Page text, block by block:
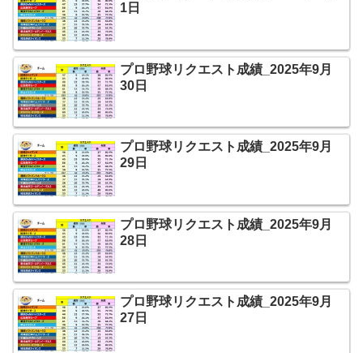
1日
プロ野球リクエスト成績_2025年9月
30日
プロ野球リクエスト成績_2025年9月
29日
プロ野球リクエスト成績_2025年9月
28日
プロ野球リクエスト成績_2025年9月
27日